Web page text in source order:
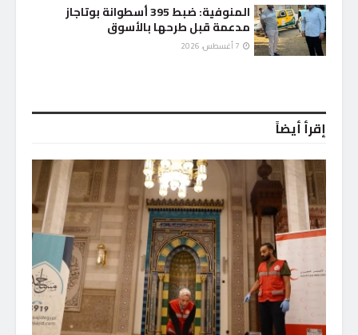
المنوفية: ضبط 395 أسطوانة بوتاجاز
مدعمة قبل طرحها بالأسوق
إقرأ أيضاً